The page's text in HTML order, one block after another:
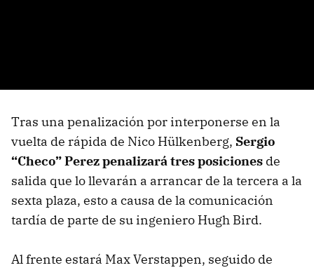
Tras una penalización por interponerse en la
vuelta de rápida de Nico Hülkenberg, Sergio
“Checo” Perez penalizará tres posiciones de
salida que lo llevarán a arrancar de la tercera a la
sexta plaza, esto a causa de la comunicación
tardía de parte de su ingeniero Hugh Bird.
Al frente estará Max Verstappen, seguido de